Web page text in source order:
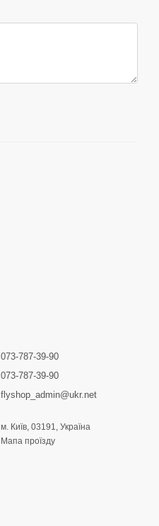
073-787-39-90
073-787-39-90
flyshop_admin@ukr.net
м. Київ, 03191, Україна
Мапа проїзду